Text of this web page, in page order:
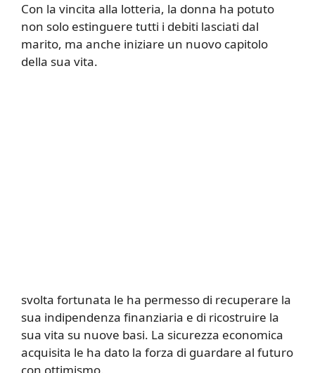
Con la vincita alla lotteria, la donna ha potuto
non solo estinguere tutti i debiti lasciati dal
marito, ma anche iniziare un nuovo capitolo
della sua vita.
svolta fortunata le ha permesso di recuperare la
sua indipendenza finanziaria e di ricostruire la
sua vita su nuove basi. La sicurezza economica
acquisita le ha dato la forza di guardare al futuro
con ottimismo.